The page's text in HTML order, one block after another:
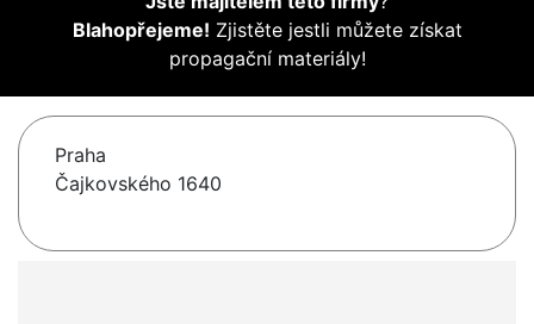
Blahopřejeme! Zjistěte jestli můžete získat
propagační materiály!
Praha
Čajkovského 1640